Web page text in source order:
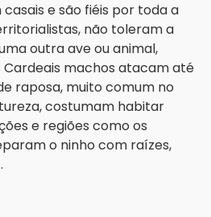
e são fiéis por toda a
não toleram a
outra ave ou animal,
Cardeais machos atacam até
raposa, muito comum no
costumam habitar
e regiões como os
o ninho com raízes,